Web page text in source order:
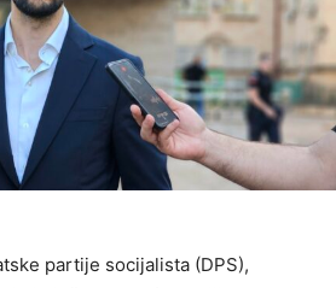
partije socijalista (DPS),